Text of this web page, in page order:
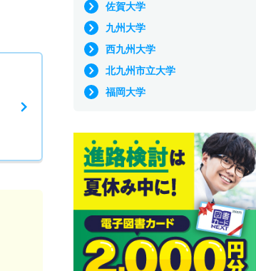
佐賀大学
九州大学
西九州大学
北九州市立大学
福岡大学